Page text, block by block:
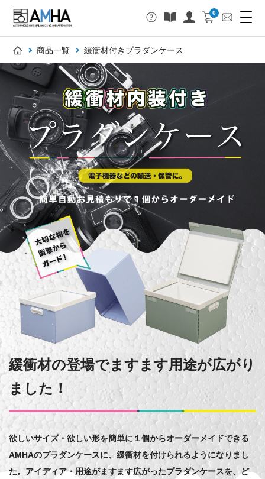
0
商品一覧 緩衝材付きプラダンケース
緩衝材の登場でますます用途が広がり
ました！
欲しいサイズ・欲しい形を簡単に１個からオーダーメイドできる
AMHAのプラダンケースに、緩衝材を付けられるようになりまし
た。アイディア・用途がますます広がったプラダンケースを、ど